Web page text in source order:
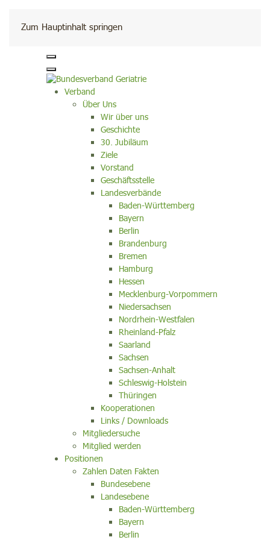
Zum Hauptinhalt springen
Kontakt
Verband
Über Uns
Wir über uns
Geschichte
30. Jubiläum
Ziele
Vorstand
Geschäftsstelle
Landesverbände
Baden-Württemberg
Bayern
Berlin
Brandenburg
Bremen
Hamburg
Hessen
Mecklenburg-Vorpommern
Niedersachsen
Nordrhein-Westfalen
Rheinland-Pfalz
Saarland
Sachsen
Sachsen-Anhalt
Schleswig-Holstein
Thüringen
Kooperationen
Links / Downloads
Mitgliedersuche
Mitglied werden
Positionen
Zahlen Daten Fakten
Bundesebene
Landesebene
Baden-Württemberg
Bayern
Berlin